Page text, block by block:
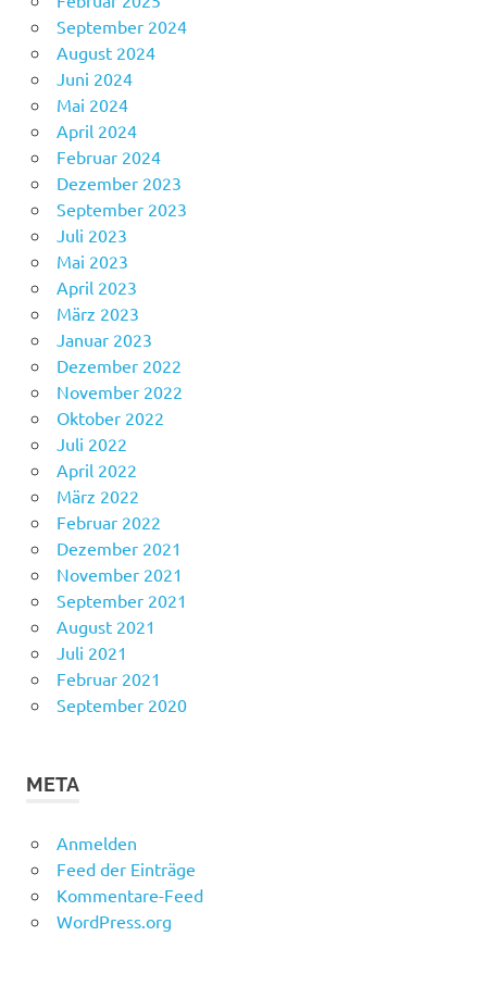
September 2024
August 2024
Juni 2024
Mai 2024
April 2024
Februar 2024
Dezember 2023
September 2023
Juli 2023
Mai 2023
April 2023
März 2023
Januar 2023
Dezember 2022
November 2022
Oktober 2022
Juli 2022
April 2022
März 2022
Februar 2022
Dezember 2021
November 2021
September 2021
August 2021
Juli 2021
Februar 2021
September 2020
META
Anmelden
Feed der Einträge
Kommentare-Feed
WordPress.org